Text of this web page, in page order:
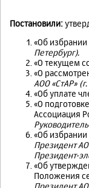
Постановили:
«Об избрании
Петербург).
«О текущем
«О
АОО «СтАР»
«Об уплате
«О
Ассоциация
«Об
Президент
Президент-
«Об
Положения
Президент